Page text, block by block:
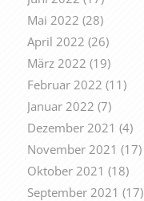
Mai 2022 (28)
April 2022 (26)
März 2022 (19)
Februar 2022 (11)
Januar 2022 (7)
Dezember 2021 (4)
November 2021 (17)
Oktober 2021 (18)
September 2021 (17)